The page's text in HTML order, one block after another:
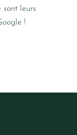
leurs
!